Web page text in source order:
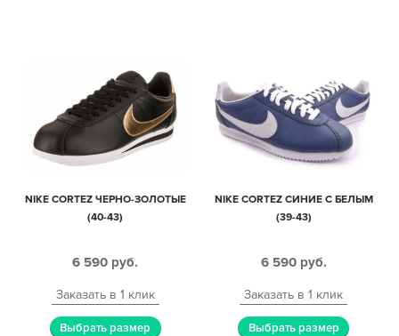
NIKE CORTEZ ЧЕРНО-ЗОЛОТЫЕ
(40-43)
6 590 руб.
Заказать в 1 клик
Выбрать размер
NIKE CORTEZ СИНИЕ С БЕЛЫМ
(39-43)
6 590 руб.
Заказать в 1 клик
Выбрать размер